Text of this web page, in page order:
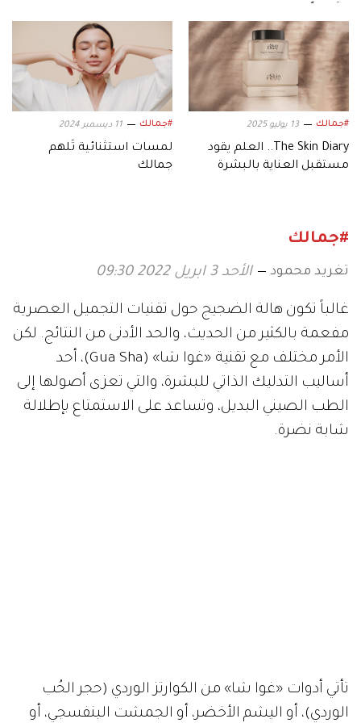
#جمالك 13 يوليو 2025
The Skin Diary.. العلم يقود
مستقبل العناية بالبشرة
#جمالك 11 ديسمبر 2024
لمسات استثنائية تُلهم
جمالك
#جمالك
تغريد محمود الأحد 3 ابريل 2022 09:30
غالباً تكون هالة الضجيج حول تقنيات التجميل العصرية
مفعمة بالكثير من الحديث، والحد الأدنى من النتائج. لكن
الأمر مختلف مع تقنية «غوا شا» (Gua Sha)، أحد
أساليب التدليك الذاتي للبشرة، والتي تعزى أصولها إلى
الطب الصيني البديل، وتساعد على الاستمتاع بإطلالة
شابة نضرة.
تأتي أدوات «غوا شا» من الكوارتز الوردي (حجر الحُب
الوردي)، أو اليشم الأخضر، أو الجمشت البنفسجي، أو